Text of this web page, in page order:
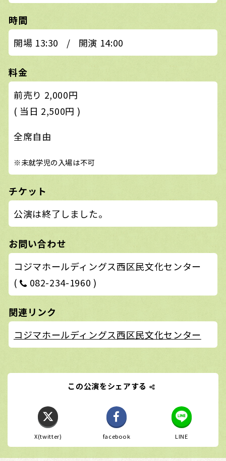
時間
開場 13:30
/ 開演 14:00
料金
前売り 2,000円
( 当日 2,500円 )
全席自由
※未就学児の入場は不可
チケット
公演は終了しました。
お問い合わせ
コジマホールディングス西区民文化センター
( 082-234-1960 )
関連リンク
コジマホールディングス西区民文化センター
この公演をシェアする
X(twitter) facebook LINE